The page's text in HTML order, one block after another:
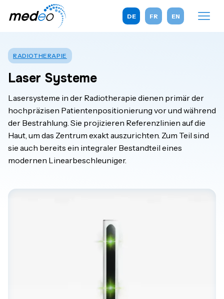
DE FR EN
RADIOTHERAPIE
Laser Systeme
Lasersysteme in der Radiotherapie dienen primär der
hochpräzisen Patientenpositionierung vor und während
der Bestrahlung. Sie projizieren Referenzlinien auf die
Haut, um das Zentrum exakt auszurichten. Zum Teil sind
sie auch bereits ein integraler Bestandteil eines
modernen Linearbeschleuniger.